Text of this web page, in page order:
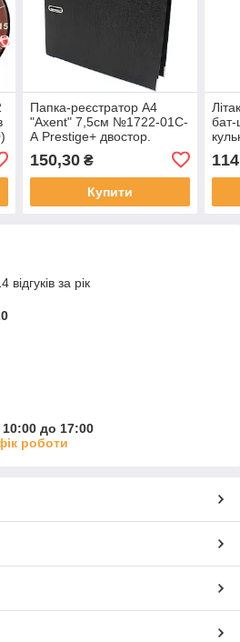
Папка-реєстратор А4
"Axent" 7,5см №1722-01С-
А Prestige+ двостор.
150,30₴
Купити
бат-
за рік
до 17:00
роботи